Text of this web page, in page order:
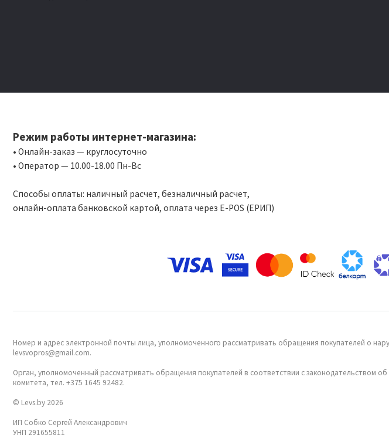
Режим работы интернет-магазина:
• Онлайн-заказ — круглосуточно
• Оператор — 10.00-18.00 Пн-Вс
Способы оплаты: наличный расчет, безналичный расчет,
онлайн-оплата банковской картой, оплата через Е-POS (ЕРИП)
Номер и адрес электронной почты лица, уполномоченного рассматривать обращения покупателей о
levsvopros@gmail.com.
Орган, уполномоченный рассматривать обращения покупателей в соответствии с законодательством
комитета, тел. +375 1645 92482.
© Levs.by 2026
ИП Собко Сергей Александрович
УНП 291655811